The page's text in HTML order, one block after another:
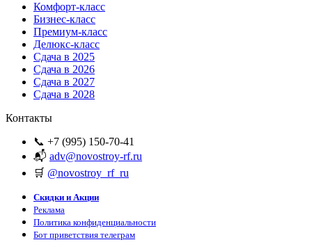
Комфорт-класс
Бизнес-класс
Премиум-класс
Делюкс-класс
Сдача в 2025
Сдача в 2026
Сдача в 2027
Сдача в 2028
Контакты
📞 +7 (995) 150-70-41
📬 adv@novostroy-rf.ru
🛒 @novostroy_rf_ru
Скидки и Акции
Реклама
Политика конфиденциальности
Бот приветствия телеграм